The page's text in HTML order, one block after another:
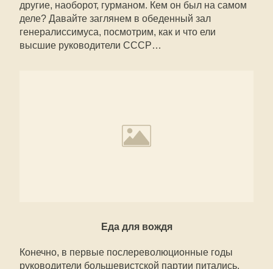
другие, наоборот, гурманом. Кем он был на самом
деле? Давайте заглянем в обеденный зал
генералиссимуса, посмотрим, как и что ели
высшие руководители СССР…
Еда для вождя
Конечно, в первые послереволюционные годы
руководители большевистской партии питались,